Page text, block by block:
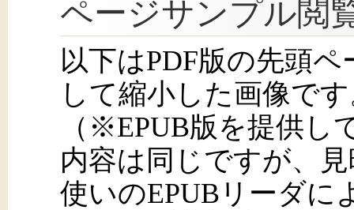
ページサンプル閲
以下はPDF版の先頭
して縮小した画像で
（※EPUB版を提供し
内容は同じですが、
使いのEPUBリーダに